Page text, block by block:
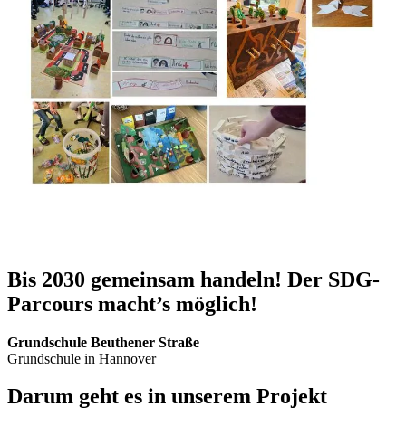
Bis 2030 ge­mein­sam han­deln! Der SDG-
Par­cours macht’s mög­lich!
Grund­schu­le Beu­the­ner Stra­ße
Grund­schu­le in Han­no­ver
Dar­um geht es in un­se­rem Pro­jekt